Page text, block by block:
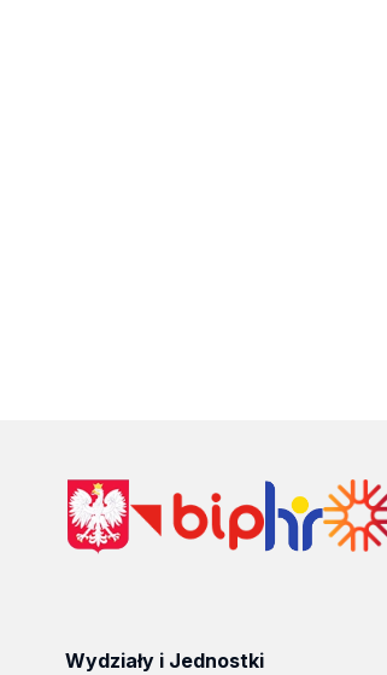
Wydziały i Jednostki